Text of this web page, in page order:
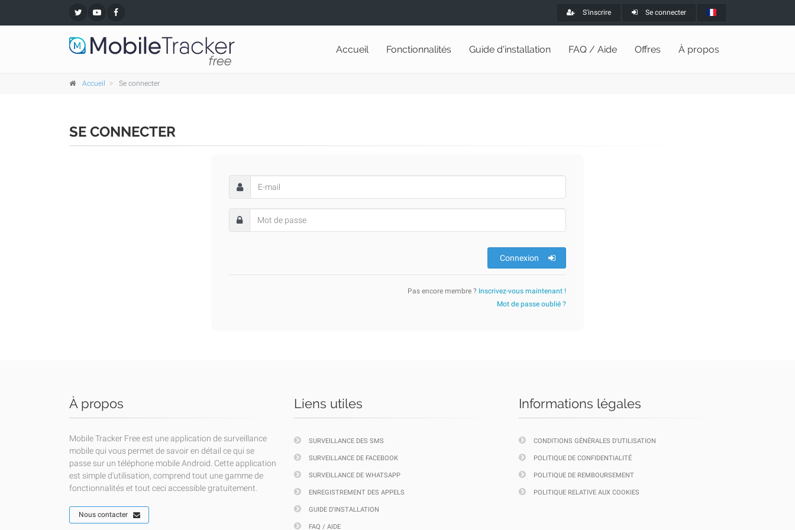
S'inscrire Se connecter
Accueil Fonctionnalités Guide d'installation FAQ / Aide Offres À propos
Accueil Se connecter
SE CONNECTER
Connexion
Pas encore membre ? Inscrivez-vous maintenant !
Mot de passe oublié ?
À propos
Mobile Tracker Free est une application de surveillance
mobile qui vous permet de savoir en détail ce qui se
passe sur un téléphone mobile Android. Cette application
est simple d'utilisation, comprend tout une gamme de
fonctionnalités et tout ceci accessible gratuitement.
Nous contacter
Liens utiles
SURVEILLANCE DES SMS
SURVEILLANCE DE FACEBOOK
SURVEILLANCE DE WHATSAPP
ENREGISTREMENT DES APPELS
GUIDE D'INSTALLATION
FAQ / AIDE
Informations légales
CONDITIONS GÉNÉRALES D'UTILISATION
POLITIQUE DE CONFIDENTIALITÉ
POLITIQUE DE REMBOURSEMENT
POLITIQUE RELATIVE AUX COOKIES